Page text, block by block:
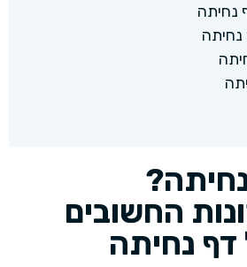
נחיתה
החשובים
דף נחיתה